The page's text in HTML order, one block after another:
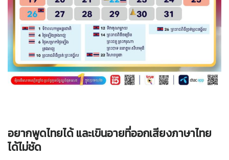
อยากพูดไทยได้ และเขินอายที่ออกเสียงภาษาไทย
ได้ไม่ชัด